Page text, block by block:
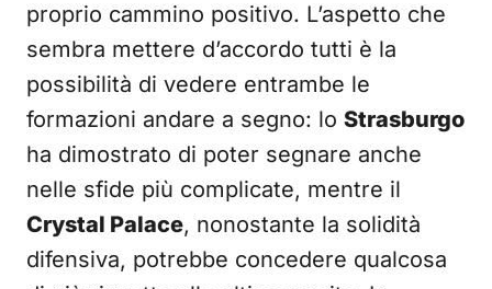
proprio cammino positivo. L’aspetto che
sembra mettere d’accordo tutti è la
possibilità di vedere entrambe le
formazioni andare a segno: lo Strasburgo
ha dimostrato di poter segnare anche
nelle sfide più complicate, mentre il
Crystal Palace, nonostante la solidità
difensiva, potrebbe concedere qualcosa